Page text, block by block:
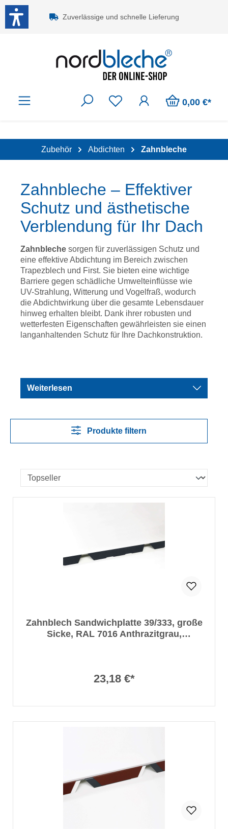
Zum Hauptinhalt springen
Zuverlässige und schnelle Lieferung
0,00 €*
Zubehör Abdichten Zahnbleche
Zahnbleche – Effektiver
Schutz und ästhetische
Verblendung für Ihr Dach
Zahnbleche sorgen für zuverlässigen Schutz und
eine effektive Abdichtung im Bereich zwischen
Trapezblech und First. Sie bieten eine wichtige
Barriere gegen schädliche Umwelteinflüsse wie
UV-Strahlung, Witterung und Vogelfraß, wodurch
die Abdichtwirkung über die gesamte Lebensdauer
hinweg erhalten bleibt. Dank ihrer robusten und
wetterfesten Eigenschaften gewährleisten sie einen
langanhaltenden Schutz für Ihre Dachkonstruktion.
Weiterlesen
Produkte filtern
Zahnblech Sandwichplatte 39/333, große
Sicke, RAL 7016 Anthrazitgrau,
23,18 €*